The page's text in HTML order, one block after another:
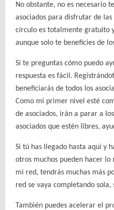
No obstante, no es necesario
asociados para disfrutar de las
círculo es totalmente gratuito
aunque solo te beneficies de
Si te preguntas cómo puedo
respuesta es fácil.
beneficiarás de todos los
Como mi primer nivel esté
de asociados, irán a parar a
asociados que estén libres,
Si tú has llegado hasta aquí y
otros muchos pueden hacer lo
mi red, tendrás muchas más
red se vaya completando sola,
También puedes acelerar el